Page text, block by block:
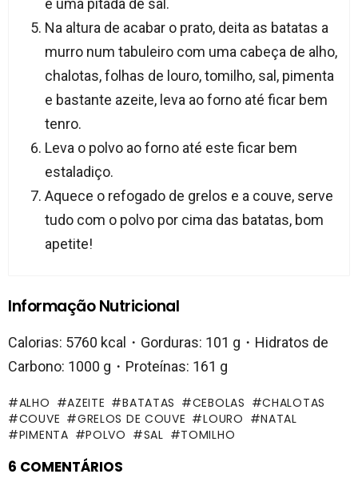
e uma pitada de sal.
Na altura de acabar o prato, deita as batatas a
murro num tabuleiro com uma cabeça de alho,
chalotas, folhas de louro, tomilho, sal, pimenta
e bastante azeite, leva ao forno até ficar bem
tenro.
Leva o polvo ao forno até este ficar bem
estaladiço.
Aquece o refogado de grelos e a couve, serve
tudo com o polvo por cima das batatas, bom
apetite!
Informação Nutricional
Calorias: 5760 kcal・Gorduras: 101 g・Hidratos de
Carbono: 1000 g・Proteínas: 161 g
ALHO AZEITE BATATAS CEBOLAS
CHALOTAS
COUVE
GRELOS DE COUVE LOURO
NATAL
PIMENTA
POLVO SAL TOMILHO
6 COMENTÁRIOS